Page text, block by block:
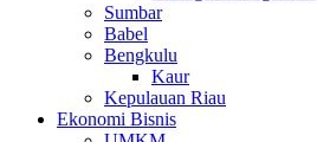
Sumbar
Babel
Bengkulu
Kaur
Kepulauan Riau
Ekonomi Bisnis